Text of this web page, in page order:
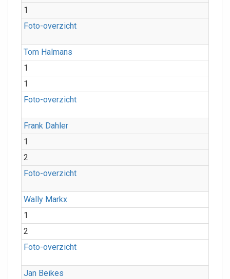
1
Foto-overzicht
Tom Halmans
1
1
Foto-overzicht
Frank Dahler
1
2
Foto-overzicht
Wally Markx
1
2
Foto-overzicht
Jan Beikes